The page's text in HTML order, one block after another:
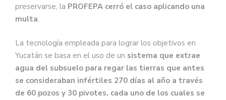
preservarse, la PROFEPA cerró el caso aplicando una
multa.
La tecnología empleada para lograr los objetivos en
Yucatán se basa en el uso de un sistema que extrae
agua del subsuelo para regar las tierras que antes
se consideraban infértiles 270 días al año a través
de 60 pozos y 30 pivotes, cada uno de los cuales se